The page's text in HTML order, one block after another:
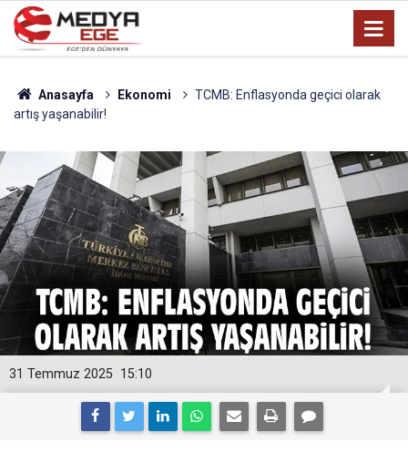
Anasayfa Ekonomi
TCMB: Enflasyonda geçici olarak
artış yaşanabilir!
15:10
31 Temmuz 2025